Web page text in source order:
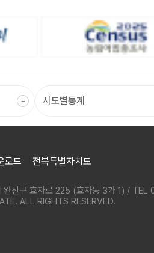
로드 전북특별자치도
완산구 효자로 225 (효자동 3가 1) /
ALL RIGHTS RESERVED.